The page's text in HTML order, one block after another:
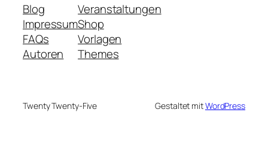
Blog
Impressum
FAQs
Autoren
Veranstaltungen
Shop
Vorlagen
Themes
Twenty Twenty-Five Gestaltet mitWordPress